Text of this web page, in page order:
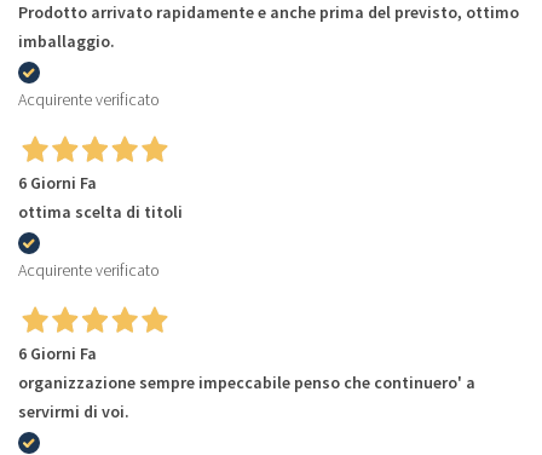
Prodotto arrivato rapidamente e anche prima del previsto, ottimo
imballaggio.
Acquirente verificato
6 Giorni Fa
ottima scelta di titoli
Acquirente verificato
6 Giorni Fa
organizzazione sempre impeccabile penso che continuero' a
servirmi di voi.